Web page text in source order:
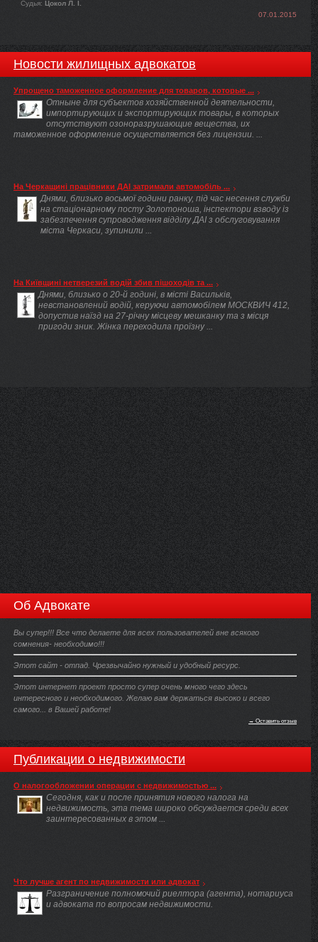
Судья: Цокол Л. І.
07.01.2015
Новости жилищных адвокатов
Упрощено таможенное оформление для товаров, которые ...
Отныне для субъектов хозяйственной деятельности,
импортирующих и экспортирующих товары, в которых
отсутствуют озоноразрушающие вещества, их
таможенное оформление осуществляется без лицензии. ...
На Черкащині працівники ДАІ затримали автомобіль ...
Днями, близько восьмої години ранку, під час несення служби
на стаціонарному посту Золотоноша, інспектори взводу із
забезпечення супроводження відділу ДАІ з обслуговування
міста Черкаси, зупинили ...
На Київщині нетверезий водій збив пішоходів та ...
Днями, близько о 20-й годині, в місті Васильків,
невстановлений водій, керуючи автомобілем МОСКВИЧ 412,
допустив наїзд на 27-річну місцеву мешканку та з місця
пригоди зник. Жінка переходила проїзну ...
Об Адвокате
Вы супер!!! Все что делаете для всех пользователей вне всякого
сомнения- необходимо!!!
Этот сайт - отпад. Чрезвычайно нужный и удобный ресурс.
Этот интернет проект просто супер очень много чего здесь
интересного и необходимого. Желаю вам держаться высоко и всего
самого... в Вашей работе!
→ Оставить отзыв
Публикации о недвижимости
О налогообложении операции с недвижимостью ...
Сегодня, как и после принятия нового налога на
недвижимость, эта тема широко обсуждается среди всех
заинтересованных в этом ...
Что лучше агент по недвижимости или адвокат
Разграничение полномочий риелтора (агента), нотариуса
и адвоката по вопросам недвижимости.